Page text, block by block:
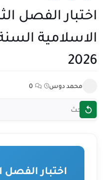
اختبار الفصل
الاسلامية السنة
2026
محمد دوس 0
اختبار الفصل